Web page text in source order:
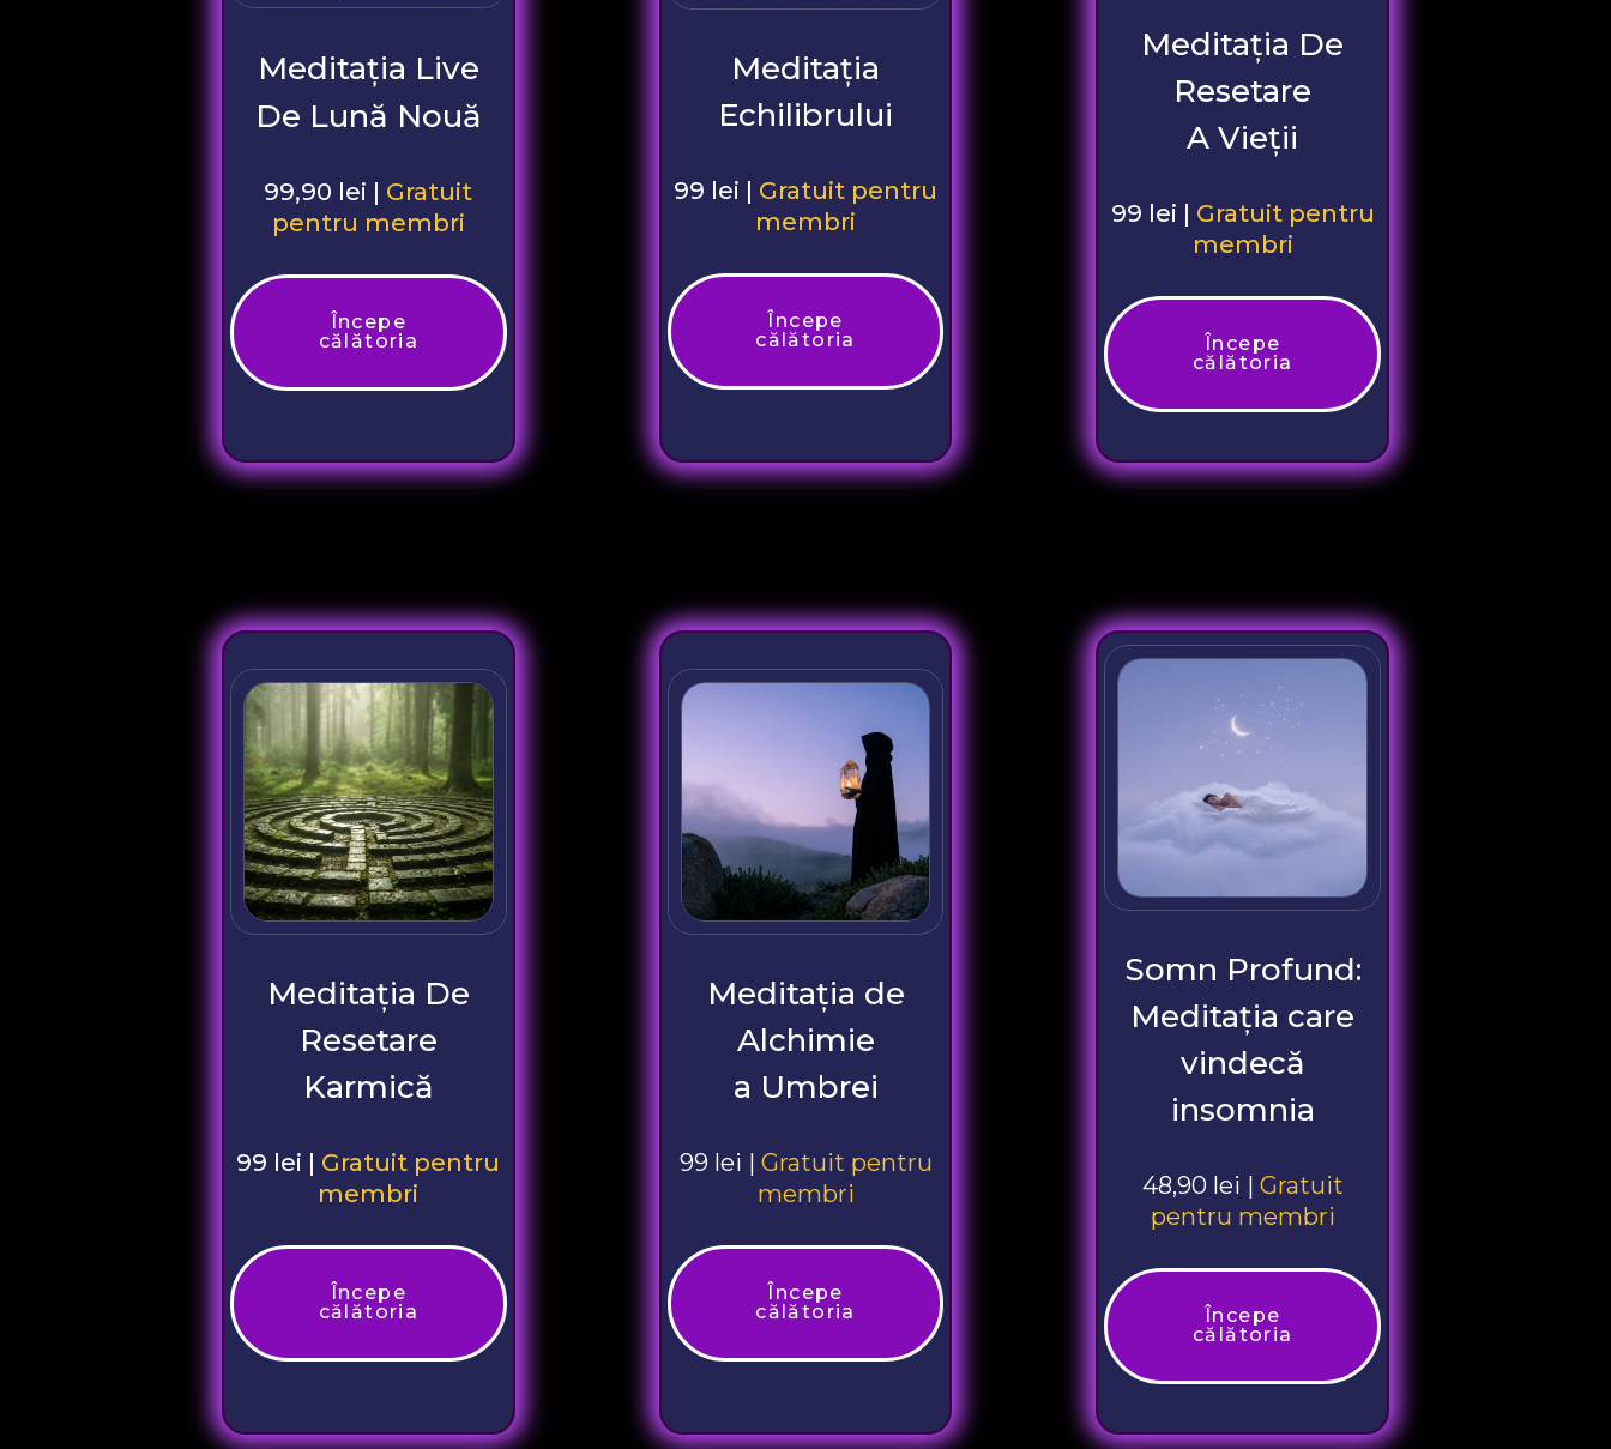
Meditația Live
De Lună Nouă
99,90 lei | Gratuit
pentru membri
Începe
călătoria
Meditația
Echilibrului
99 lei | Gratuit pentru
membri
Începe
călătoria
Meditația De
Resetare
A Vieții
99 lei | Gratuit pentru
membri
Începe
călătoria
Meditația De
Resetare
Karmică
99 lei | Gratuit pentru
membri
Începe
călătoria
Meditația de
Alchimie
a Umbrei
99 lei | Gratuit pentru
membri
Începe
călătoria
Somn Profund:
Meditația care
vindecă
insomnia
48,90 lei | Gratuit
pentru membri
Începe
călătoria